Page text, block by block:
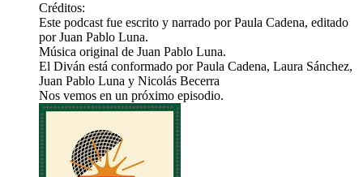
Créditos:
Este podcast fue escrito y narrado por Paula Cadena, editado
por Juan Pablo Luna.
Música original de Juan Pablo Luna.
El Diván está conformado por Paula Cadena, Laura Sánchez,
Juan Pablo Luna y Nicolás Becerra
Nos vemos en un próximo episodio.